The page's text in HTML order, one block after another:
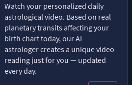
Watch your personalized daily
astrological video. Based on real
planetary transits affecting your
birth chart today, our AI
astrologer creates a unique video
reading just for you — updated
every day.